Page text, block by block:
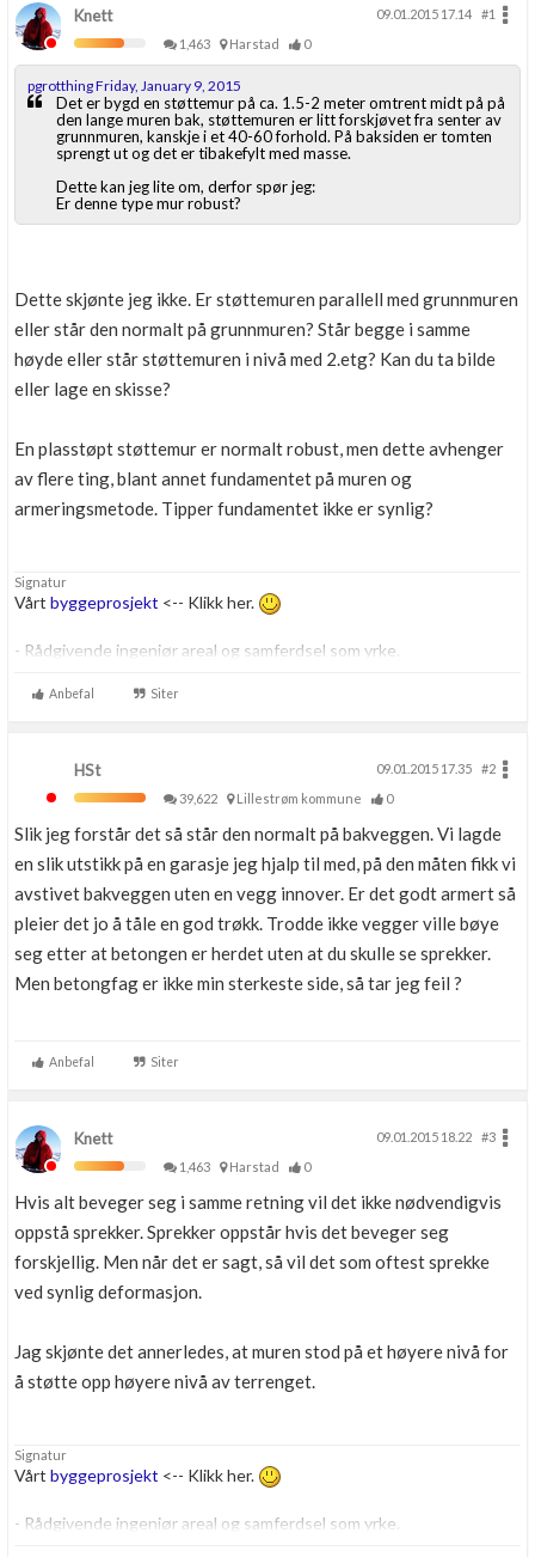
Knett 09.01.2015 17.14
#1
1,463
Harstad 0
pgrotthing Friday, January 9, 2015
Det er bygd en støttemur på ca. 1.5-2 meter omtrent midt på på
den lange muren bak, støttemuren er litt forskjøvet fra senter av
grunnmuren, kanskje i et 40-60 forhold. På baksiden er tomten
sprengt ut og det er tibakefylt med masse.
Dette kan jeg lite om, derfor spør jeg:
Er denne type mur robust?
Dette skjønte jeg ikke. Er støttemuren parallell med grunnmuren
eller står den normalt på grunnmuren? Står begge i samme
høyde eller står støttemuren i nivå med 2.etg? Kan du ta bilde
eller lage en skisse?
En plasstøpt støttemur er normalt robust, men dette avhenger
av flere ting, blant annet fundamentet på muren og
armeringsmetode. Tipper fundamentet ikke er synlig?
Signatur
Vårt byggeprosjekt <-- Klikk her.
- Rådgivende ingeniør areal og samferdsel som yrke.
gravefirma sammen med min far.
Anbefal Siter
HSt 09.01.2015 17.35
#2
39,622
Lillestrøm kommune 0
Slik jeg forstår det så står den normalt på bakveggen. Vi lagde
en slik utstikk på en garasje jeg hjalp til med, på den måten fikk vi
avstivet bakveggen uten en vegg innover. Er det godt armert så
pleier det jo å tåle en god trøkk. Trodde ikke vegger ville bøye
seg etter at betongen er herdet uten at du skulle se sprekker.
Men betongfag er ikke min sterkeste side, så tar jeg feil ?
Anbefal Siter
Knett 09.01.2015 18.22
#3
1,463
Harstad 0
Hvis alt beveger seg i samme retning vil det ikke nødvendigvis
oppstå sprekker. Sprekker oppstår hvis det beveger seg
forskjellig. Men når det er sagt, så vil det som oftest sprekke
ved synlig deformasjon.
Jag skjønte det annerledes, at muren stod på et høyere nivå for
å støtte opp høyere nivå av terrenget.
Signatur
Vårt byggeprosjekt <-- Klikk her.
- Rådgivende ingeniør areal og samferdsel som yrke.